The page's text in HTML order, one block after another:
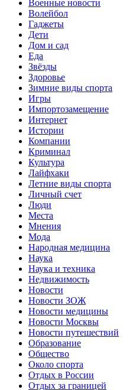
Военные новости
Волейбол
Гаджеты
Дети
Дом и сад
Еда
Звёзды
Здоровье
Зимние виды спорта
Игры
Импортозамещение
Интернет
Истории
Компании
Криминал
Культура
Лайфхаки
Летние виды спорта
Личный счет
Люди
Места
Мнения
Мода
Народная медицина
Наука
Наука и техника
Недвижимость
Новости
Новости ЗОЖ
Новости медицины
Новости Москвы
Новости путешествий
Образование
Общество
Около спорта
Отдых в России
Отдых за границей